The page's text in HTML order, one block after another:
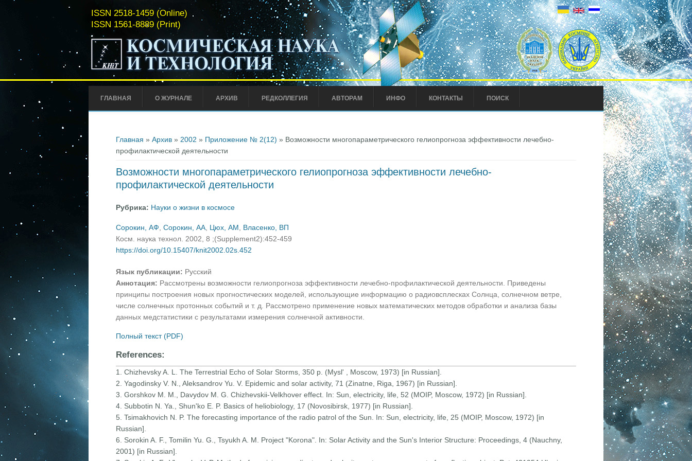
ISSN 2518-1459 (Online)
ISSN 1561-8889 (Print)
ГЛАВНАЯ О ЖУРНАЛЕ АРХИВ РЕДКОЛЛЕГИЯ АВТОРАМ ИНФО КОНТАКТЫ ПОИСК
Главная » Архив» 2002 » Приложение № 2(12) » Возможности многопараметрического гелиопрогноза эффективности лечебно-
профилактической деятельности
Возможности многопараметрического гелиопрогноза эффективности лечебно-
профилактической деятельности
Рубрика: Науки о жизни в космосе
Сорокин, АФ, Сорокин, АА, Цюх, АМ, Власенко, ВП
Косм. наука технол. 2002, 8 ;(Supplement2):452-459
https://doi.org/10.15407/knit2002.02s.452
Язык публикации: Русский
Аннотация: Рассмотрены возможности гелиопрогноза эффективности лечебно-профилактической деятельности. Приведены
принципы построения новых прогностических моделей, использующие информацию о радиовсплесках Солнца, солнечном ветре,
числе солнечных протонных событий и т. д. Рассмотрено применение новых математических методов обработки и анализа базы
данных медстатистики с результатами измерения солнечной активности.
Полный текст (PDF)
References:
1. Chizhevsky A. L. The Terrestrial Echo of Solar Storms, 350 p. (Mysl' , Moscow, 1973) [in Russian].
2. Yagodinsky V. N., Aleksandrov Yu. V. Epidemic and solar activity, 71 (Zinatne, Riga, 1967) [in Russian].
3. Gorshkov M. M., Davydov M. G. Chizhevskii-Velkhover effect. In: Sun, electricity, life, 52 (MOIP, Moscow, 1972) [in Russian].
4. Subbotin N. Ya., Shun'ko E. P. Basics of heliobiology, 17 (Novosibirsk, 1977) [in Russian].
5. Tsimakhovich N. P. The forecasting importance of the radio patrol of the Sun. In: Sun, electricity, life, 25 (MOIP, Moscow, 1972) [in
Russian].
6. Sorokin A. F., Tomilin Yu. G., Tsyukh A. M. Project "Korona". In: Solar Activity and the Sun's Interior Structure: Proceedings, 4 (Nauchny,
2001) [in Russian].